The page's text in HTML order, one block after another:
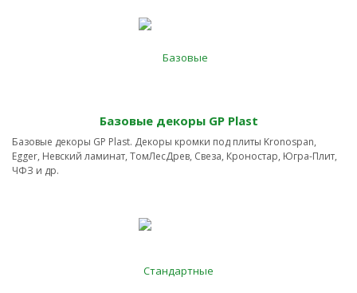
Базовые декоры GP Plast
Базовые декоры GP Plast. Декоры кромки под плиты Kronospan,
Egger, Невский ламинат, ТомЛесДрев, Свеза, Кроностар, Югра-Плит,
ЧФЗ и др.